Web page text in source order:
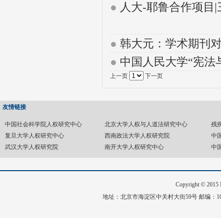
● 人大-耶鲁合作项目
● 韩大元：学术期刊
● 中国人民大学“宪
上一页 下一页
友情链接
中国社会科学院人权研究中心 北京大学人权与人道法研究中心
残
复旦大学人权研究中心
西南政法大学人权研究院
中
武汉大学人权研究院
南开大学人权研究中心 中
Copyright © 2015
地址：北京市海淀区中关村大街59号 邮编：